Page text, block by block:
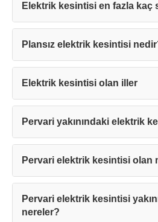
Elektrik kesintisi en fazla kaç
Plansız elektrik kesintisi
Elektrik kesintisi olan iller
Pervari yakınındaki elektrik
Pervari elektrik kesintisi olan
Pervari elektrik kesintisi
nereler?
sürede sizinle